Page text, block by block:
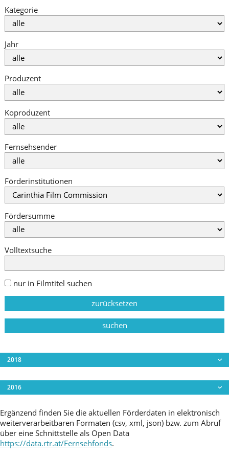
Kategorie
Jahr
Produzent
Koproduzent
Fernsehsender
Förderinstitutionen
Fördersumme
Volltextsuche
nur in Filmtitel suchen
zurücksetzen
suchen
2018
Der Karawankenbär - Auf den Spuren eines
Heimat Österreich (10 Folgen)
2016
Aufgetischt - 8. Staffel
Hypotopia - Die Suche nach Verantwortung
Ergänzend finden Sie die aktuellen Förderdaten in elektronisch
weiterverarbeitbaren Formaten (csv, xml, json) bzw. zum Abruf
über eine Schnittstelle als Open Data
https://data.rtr.at/Fernsehfonds.